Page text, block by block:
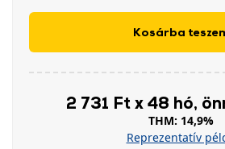
Kosárba
2 731 Ft x 48 hó,
THM: 14,9%
Reprezentatív